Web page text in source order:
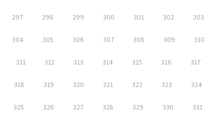
297 298 299 300 301 302 303
304 305 306 307 308 309 310
311 312 313 314 315 316 317
318 319 320 321 322 323 324
325 326 327 328 329 330 331